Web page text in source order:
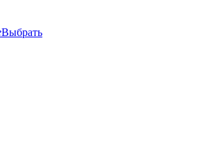
Выбрать